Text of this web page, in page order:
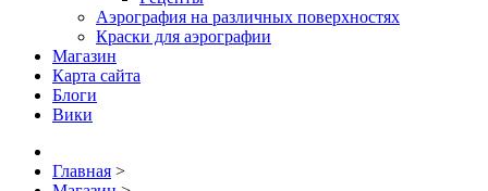
Аэрография на различных поверхностях
Краски для аэрографии
Магазин
Карта сайта
Блоги
Вики
Главная >